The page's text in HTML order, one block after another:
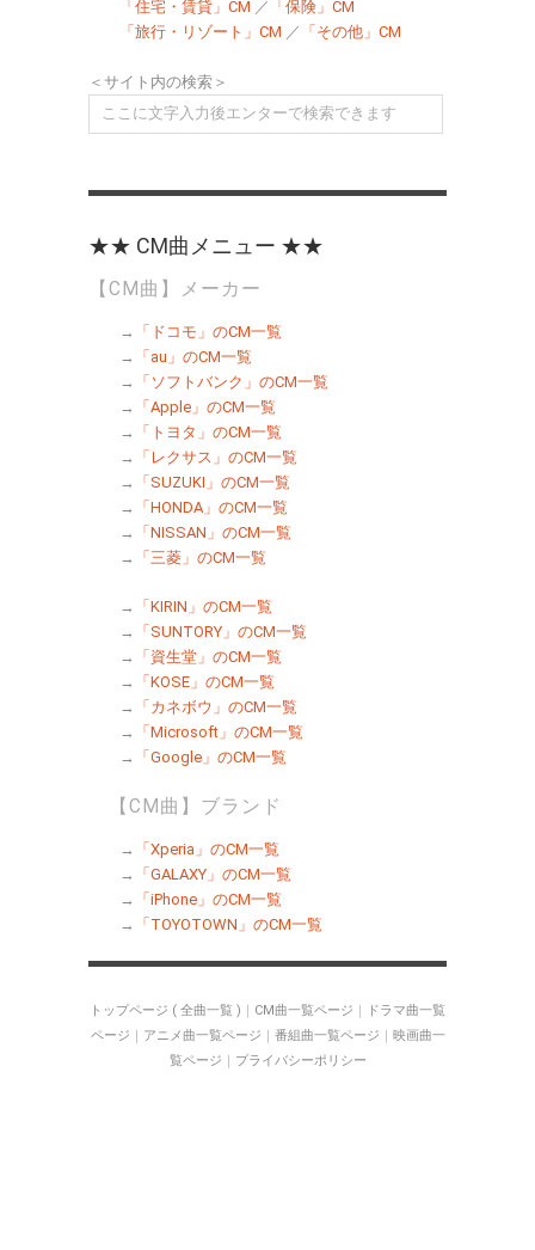
「住宅・賃貸」CM ／ 「保険」CM
「旅行・リゾート」CM ／ 「その他」CM
＜サイト内の検索＞
★★ CM曲メニュー ★★
【CM曲】メーカー
→
「ドコモ」のCM一覧
→
「au」のCM一覧
→
「ソフトバンク」のCM一覧
→
「Apple」のCM一覧
→
「トヨタ」のCM一覧
→
「レクサス」のCM一覧
→
「SUZUKI」のCM一覧
→
「HONDA」のCM一覧
→
「NISSAN」のCM一覧
→
「三菱」のCM一覧
→
「KIRIN」のCM一覧
→
「SUNTORY」のCM一覧
→
「資生堂」のCM一覧
→
「KOSE」のCM一覧
→
「カネボウ」のCM一覧
→
「Microsoft」のCM一覧
→
「Google」のCM一覧
【CM曲】ブランド
→
「Xperia」のCM一覧
→
「GALAXY」のCM一覧
→
「iPhone」のCM一覧
→
「TOYOTOWN」のCM一覧
トップページ ( 全曲一覧 ) ｜ CM曲一覧ページ ｜
ドラマ曲一覧
ページ ｜ アニメ曲一覧ページ ｜ 番組曲一覧ページ ｜ 映画曲一
覧ページ ｜ プライバシーポリシー